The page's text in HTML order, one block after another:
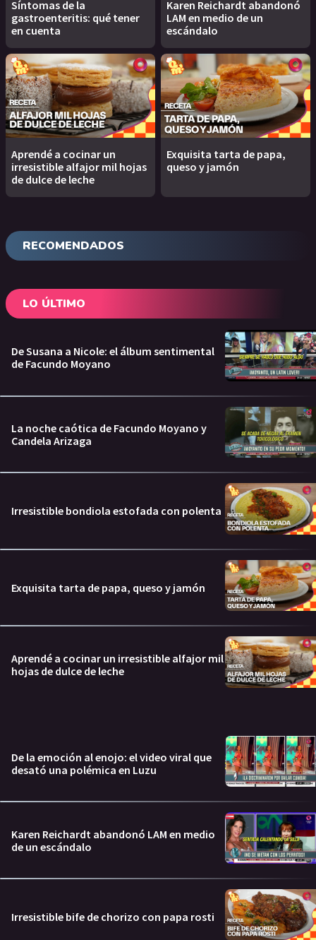
Síntomas de la
gastroenteritis: qué tener
en cuenta
Karen Reichardt abandonó
LAM en medio de un
escándalo
Aprendé a cocinar un
irresistible alfajor mil hojas
de dulce de leche
Exquisita tarta de papa,
queso y jamón
RECOMENDADOS
LO ÚLTIMO
De Susana a Nicole: el álbum sentimental
de Facundo Moyano
La noche caótica de Facundo Moyano y
Candela Arizaga
Irresistible bondiola estofada con polenta
Exquisita tarta de papa, queso y jamón
Aprendé a cocinar un irresistible alfajor mil
hojas de dulce de leche
De la emoción al enojo: el video viral que
desató una polémica en Luzu
Karen Reichardt abandonó LAM en medio
de un escándalo
Irresistible bife de chorizo con papa rosti